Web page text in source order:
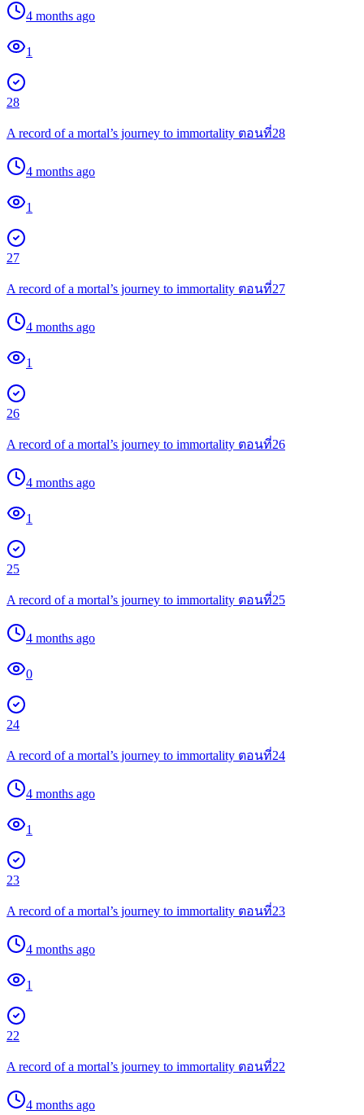
4 months ago
1
28
A record of a mortal’s journey to immortality ตอนที่28
4 months ago
1
27
A record of a mortal’s journey to immortality ตอนที่27
4 months ago
1
26
A record of a mortal’s journey to immortality ตอนที่26
4 months ago
1
25
A record of a mortal’s journey to immortality ตอนที่25
4 months ago
0
24
A record of a mortal’s journey to immortality ตอนที่24
4 months ago
1
23
A record of a mortal’s journey to immortality ตอนที่23
4 months ago
1
22
A record of a mortal’s journey to immortality ตอนที่22
4 months ago